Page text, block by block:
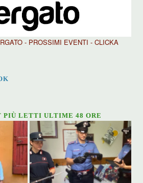
- PROSSIMI EVENTI - CLICKA
PIÙ LETTI ULTIME 48 ORE